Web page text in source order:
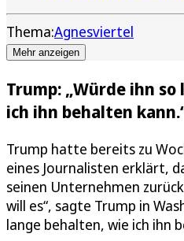
Thema:Agnesviertel
Mehr anzeigen
Trump: „Würde ihn
ich ihn behalten
Trump hatte bereits zu
eines Journalisten erklärt,
seinen Unternehmen
will es“, sagte Trump in
lange behalten, wie ich ihn